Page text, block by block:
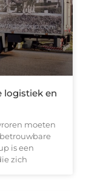
logistiek en
moeten
is een
zich